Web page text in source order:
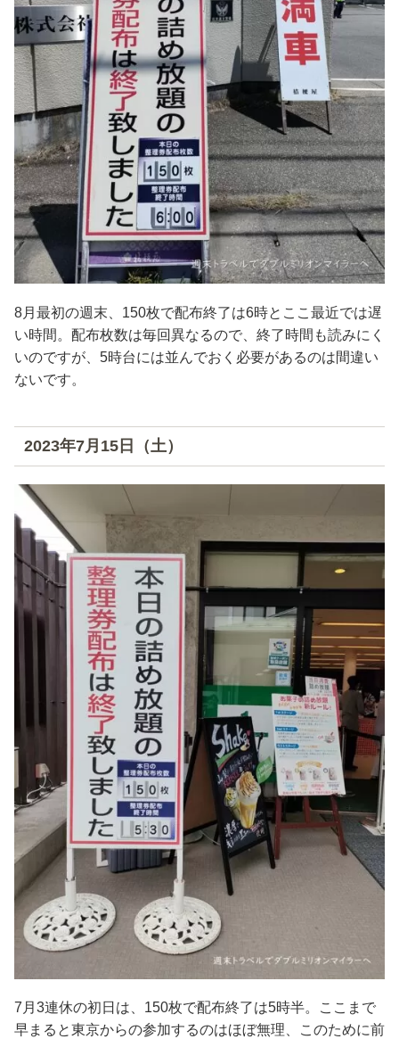
8月最初の週末、150枚で配布終了は6時とここ最近では遅
い時間。配布枚数は毎回異なるので、終了時間も読みにく
いのですが、5時台には並んでおく必要があるのは間違い
ないです。
2023年7月15日（土）
7月3連休の初日は、150枚で配布終了は5時半。ここまで
早まると東京からの参加するのはほぼ無理、このために前